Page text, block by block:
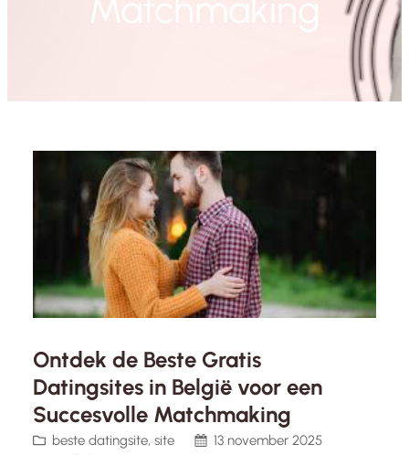
Ontdek de Beste Gratis
Datingsites in België voor een
Succesvolle Matchmaking
beste datingsite, site
13 november 2025